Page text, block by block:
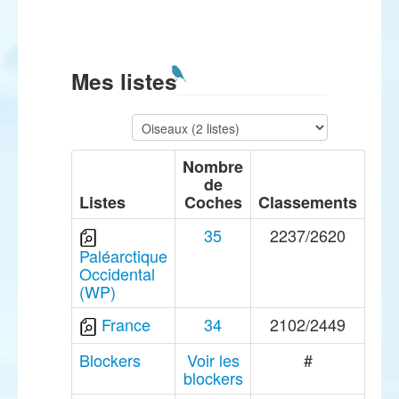
Mes listes
Listes
Nombre
de
Coches Classements
Paléarctique
Occidental
(WP)
35 2237/2620
France 34
2102/2449
Blockers
Voir les
blockers
#